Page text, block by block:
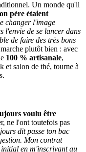
Un monde qu'il
père étaient
changer l'image
l'envie de se lancer dans
de faire des très bons
plutôt bien : avec
100 % artisanale,
et salon de thé, tourne à
voulu être
ne l'ont toutefois pas
dit passe ton bac
Mon contrat
en m'inscrivant au